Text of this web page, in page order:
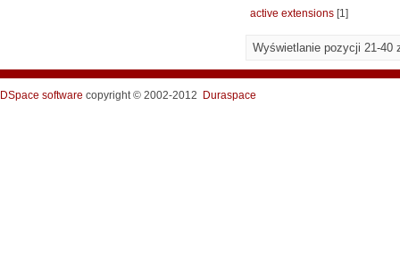
active extensions [1]
Wyświetlanie pozycji 21-40
DSpace software copyright © 2002-2012 Duraspace